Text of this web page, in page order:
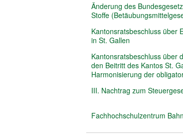
Änderung des
Stoffe
Kantonsratsbeschluss über
in St. Gallen
Kantonsratsbeschluss über
den Beitritt des Kantos St.
Harmonisierung der
III. Nachtrag zum
Fachhochschulzentrum